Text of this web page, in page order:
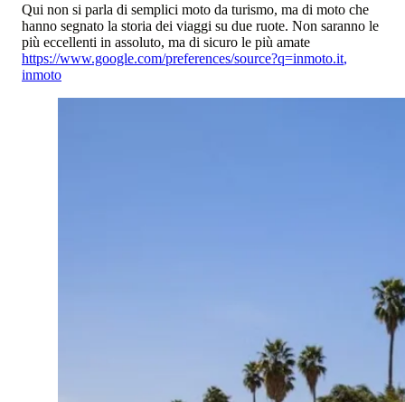
Qui non si parla di semplici moto da turismo, ma di moto che
hanno segnato la storia dei viaggi su due ruote. Non saranno le
più eccellenti in assoluto, ma di sicuro le più amate
https://www.google.com/preferences/source?q=inmoto.it,
inmoto